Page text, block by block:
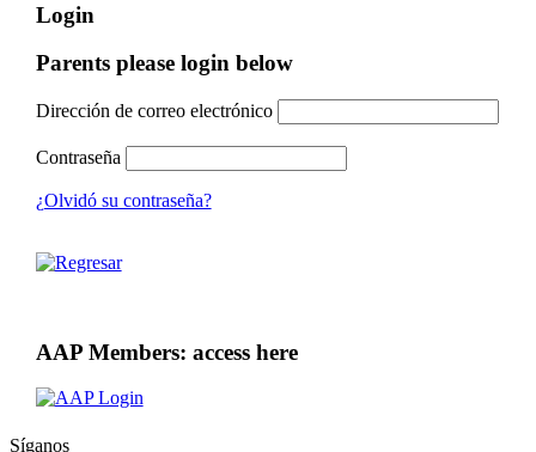
Login
Parents please login below
Dirección de correo electrónico
Contraseña
¿Olvidó su contraseña?
AAP Members: access here
Síganos